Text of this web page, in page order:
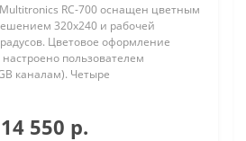
RC-700 оснащен цветным
320х240 и рабочей
Цветовое оформление
пользователем
каналам). Четыре
14 550 р.